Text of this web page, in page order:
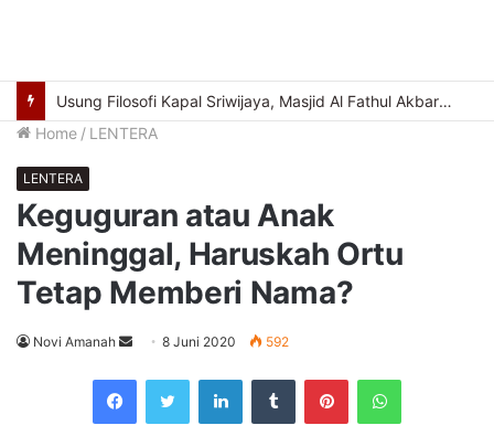
Cegah Kekerasan Berbasis Gender Online, Pemkot Palembang Gelar Pelatihan Literasi Digital
Home / LENTERA
LENTERA
Keguguran atau Anak
Meninggal, Haruskah Ortu
Tetap Memberi Nama?
Novi Amanah
Send
email
8 Juni 2020 592
FacebookTwitterLinkedInTumblrPinterestWhatsApp